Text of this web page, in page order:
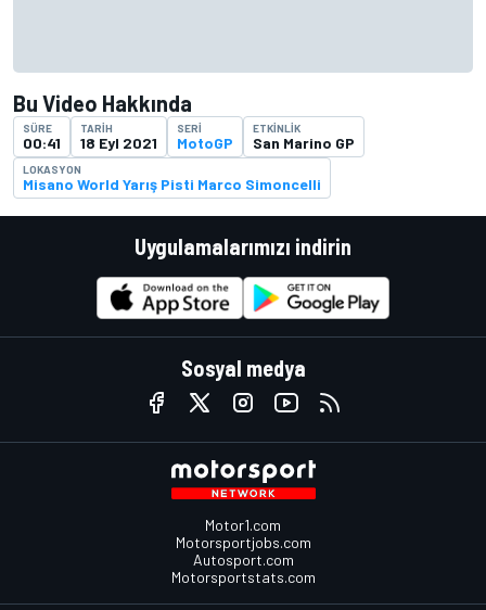
Bu Video Hakkında
SÜRE
00:41
TARIH
18 Eyl 2021
SERI
MotoGP
ETKINLIK
San Marino GP
LOKASYON
Misano World Yarış Pisti Marco Simoncelli
Uygulamalarımızı indirin
Sosyal medya
Motor1.com
Motorsportjobs.com
Autosport.com
Motorsportstats.com